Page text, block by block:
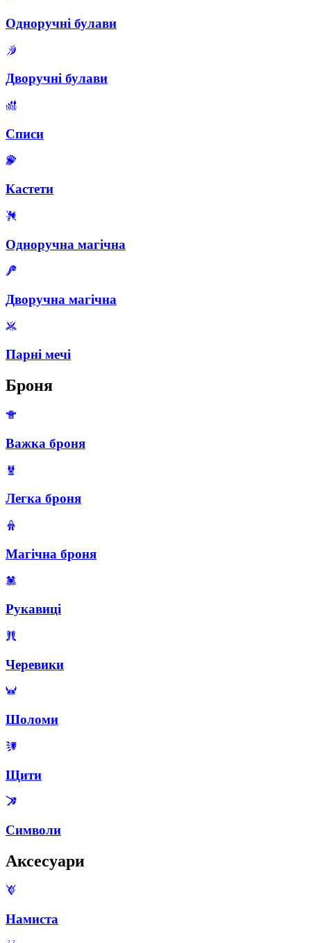
Одноручні булави
Дворучні булави
Списи
Кастети
Одноручна магічна
Дворучна магічна
Парні мечі
Броня
Важка броня
Легка броня
Магічна броня
Рукавиці
Черевики
Шоломи
Щити
Символи
Аксесуари
Намиста